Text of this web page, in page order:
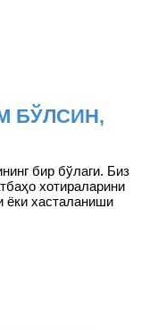
БЎЛСИН,
бир бўлаги. Биз
хотираларини
ёки хасталаниши